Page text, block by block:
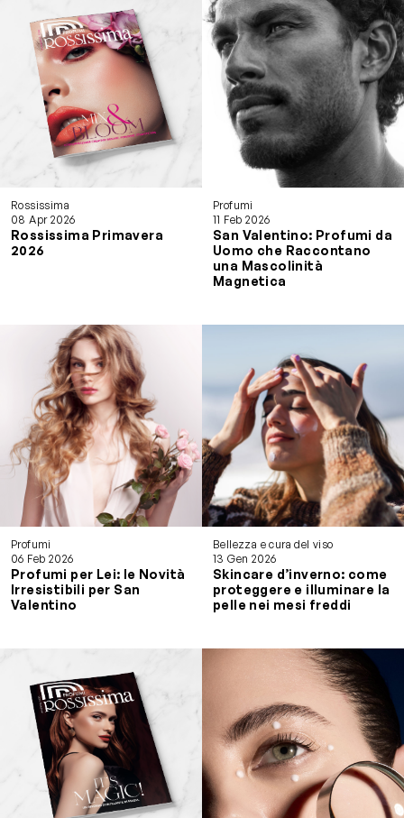
Rossissima
08 Apr 2026
Rossissima Primavera
2026
Profumi
11 Feb 2026
San Valentino: Profumi da
Uomo che Raccontano
una Mascolinità
Magnetica
Profumi
06 Feb 2026
Profumi per Lei: le Novità
Irresistibili per San
Valentino
Bellezza e cura del viso
13 Gen 2026
Skincare d’inverno: come
proteggere e illuminare la
pelle nei mesi freddi